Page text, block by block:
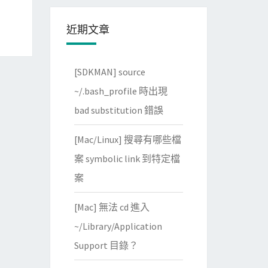
近期文章
[SDKMAN] source
~/.bash_profile 時出現
bad substitution 錯誤
[Mac/Linux] 搜尋有哪些檔
案 symbolic link 到特定檔
案
[Mac] 無法 cd 進入
~/Library/Application
Support 目錄？